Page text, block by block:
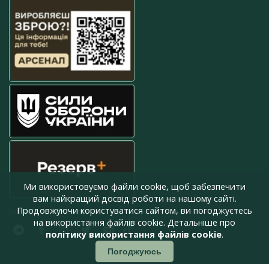
press@armyinform.com.ua
Ми використовуємо файли cookie, щоб забезпечити
вам найкращий досвід роботи на нашому сайті.
Продовжуючи користуватися сайтом, ви погоджуєтесь
на використання файлів cookie. Детальніше про
політику використання файлів cookie.
Погоджуюсь